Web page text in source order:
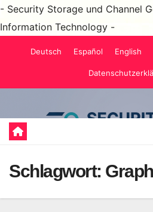
- Security Storage und Channel
Information Technology -
Deutsch Español English
Schlagwort: